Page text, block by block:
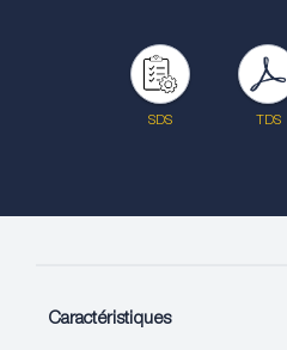
SDS TDS
Caractéristiques